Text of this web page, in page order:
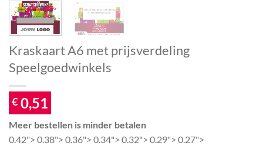
Kraskaart A6 met prijsverdeling
Speelgoedwinkels
€ 0,51
Meer bestellen is minder betalen
0.42"> 0.38"> 0.36"> 0.34"> 0.32"> 0.29"> 0.27">